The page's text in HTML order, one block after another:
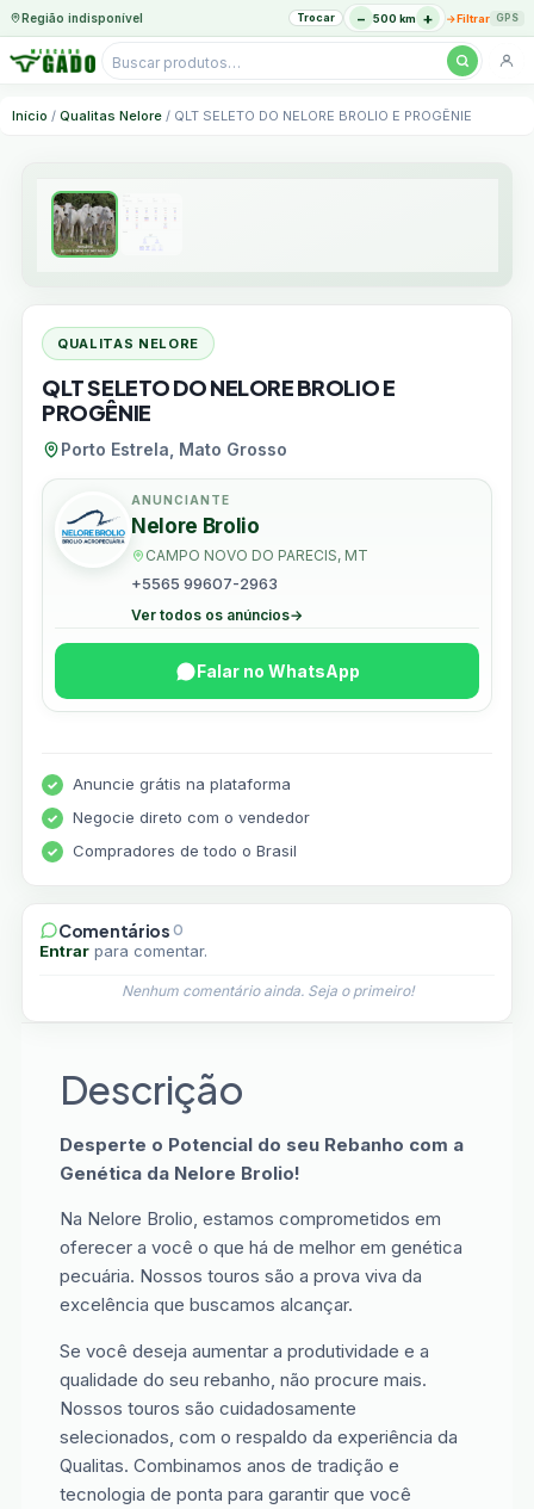
Região indisponível Trocar − 500 km + →Filtrar GPS
Pesquisar
para
Início / Qualitas Nelore / QLT SELETO DO NELORE BROLIO E PROGÊNIE
QUALITAS NELORE
QLT SELETO DO NELORE BROLIO E
PROGÊNIE
Porto Estrela, Mato Grosso
ANUNCIANTE
Nelore Brolio
CAMPO NOVO DO PARECIS, MT
+5565 99607-2963
Ver todos os anúncios→
Falar no WhatsApp
Anuncie grátis na plataforma
Negocie direto com o vendedor
Compradores de todo o Brasil
Comentários 0
Entrarpara comentar.
Nenhum comentário ainda. Seja o primeiro!
Descrição
Desperte o Potencial do seu Rebanho com a
Genética da Nelore Brolio!
Na Nelore Brolio, estamos comprometidos em
oferecer a você o que há de melhor em genética
pecuária. Nossos touros são a prova viva da
excelência que buscamos alcançar.
Se você deseja aumentar a produtividade e a
qualidade do seu rebanho, não procure mais.
Nossos touros são cuidadosamente
selecionados, com o respaldo da experiência da
Qualitas. Combinamos anos de tradição e
tecnologia de ponta para garantir que você